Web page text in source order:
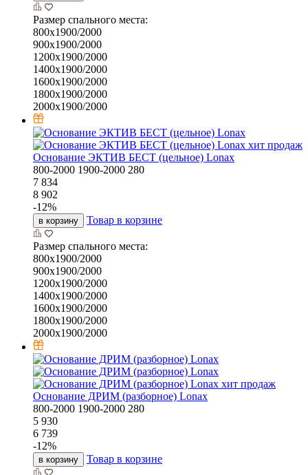
Размер спального места:
800х1900/2000
900х1900/2000
1200х1900/2000
1400х1900/2000
1600х1900/2000
1800х1900/2000
2000х1900/2000
хит продаж
Основание ЭКТИВ БЕСТ (цельное) Lonax
800-2000 1900-2000 280
7 834
8 902
-12%
в корзину Товар в корзине
Размер спального места:
800х1900/2000
900х1900/2000
1200х1900/2000
1400х1900/2000
1600х1900/2000
1800х1900/2000
2000х1900/2000
хит продаж
Основание ДРИМ (разборное) Lonax
800-2000 1900-2000 280
5 930
6 739
-12%
в корзину Товар в корзине